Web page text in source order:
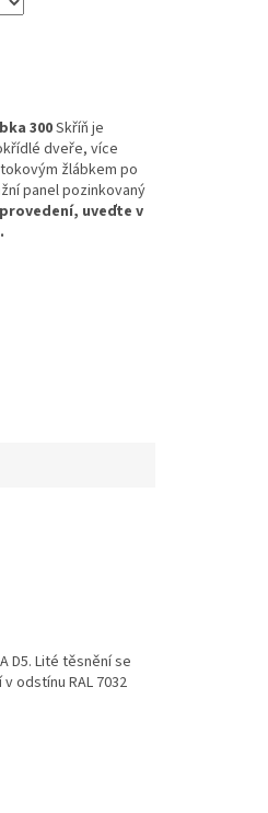
300Skříň je
dveře, více
žlábkem po
panel pozinkovaný
uveďte v
D5. Lité těsnění se
odstínu RAL 7032